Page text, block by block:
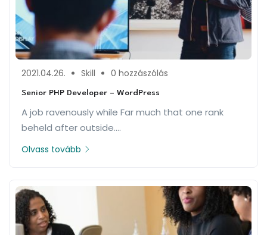
2021.04.26. Skill 0 hozzászólás
Senior PHP Developer – WordPress
A job ravenously while Far much that one rank
beheld after outside....
Olvass tovább